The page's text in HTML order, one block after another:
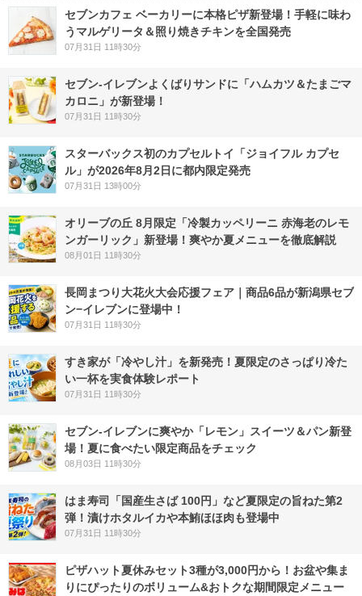
セブンカフェ ベーカリーに本格ピザ新登場！手軽に味わ
うマルゲリータ＆照り焼きチキンを全国発売
07月31日 11時30分
セブン‐イレブンよくばりサンドに「ハムカツ＆たまごマ
カロニ」が新登場！
07月31日 11時30分
スターバックス初のカプセルトイ「ジョイフル カプセ
ル」が2026年8月2日に都内限定発売
07月31日 13時00分
オリーブの丘 8月限定「冷製カッペリーニ 赤海老のレモ
ンガーリック」新登場！爽やか夏メニューを徹底解説
08月01日 11時30分
長岡まつり大花火大会応援フェア｜商品6品が新潟県セブ
ン−イレブンに登場中！
07月31日 11時30分
すき家が「冷やし汁」を新発売！夏限定のさっぱり冷た
い一杯を実食体験レポート
07月31日 11時30分
セブン‐イレブンに爽やか「レモン」スイーツ＆パン新登
場！夏に食べたい限定商品をチェック
08月03日 11時30分
はま寿司「国産生さば 100円」など夏限定の旨ねた第2
弾！漬けホタルイカや本鮪ほほ肉も登場中
07月31日 11時30分
ピザハット夏休みセット3種が3,000円から！お盆や集ま
りにぴったりのボリューム&おトクな期間限定メニュー